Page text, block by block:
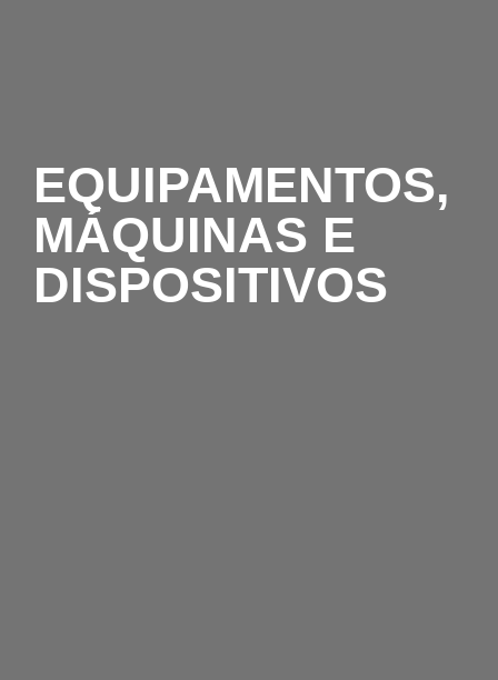
EQUIPAMENTOS,
MÁQUINAS E
DISPOSITIVOS